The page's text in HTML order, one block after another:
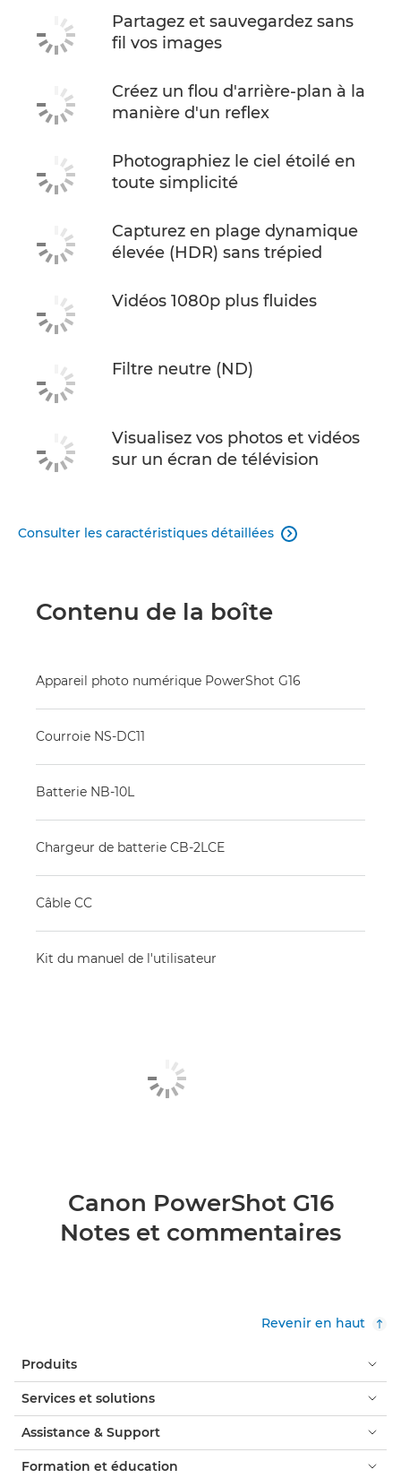
Partagez et sauvegardez sans
fil vos images
Créez un flou d'arrière-plan à la
manière d'un reflex
Photographiez le ciel étoilé en
toute simplicité
Capturez en plage dynamique
élevée (HDR) sans trépied
Vidéos 1080p plus fluides
Filtre neutre (ND)
Visualisez vos photos et vidéos
sur un écran de télévision
Consulter les caractéristiques détaillées 
Contenu de la boîte
Appareil photo numérique PowerShot G16
Courroie NS-DC11
Batterie NB-10L
Chargeur de batterie CB-2LCE
Câble CC
Kit du manuel de l'utilisateur
Canon PowerShot G16
Notes et commentaires
Revenir en haut
Produits
Services et solutions
Assistance & Support
Formation et éducation